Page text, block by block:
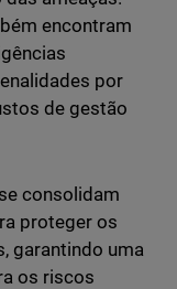
encontram
por
de gestão
se consolidam
proteger os
garantindo uma
os riscos